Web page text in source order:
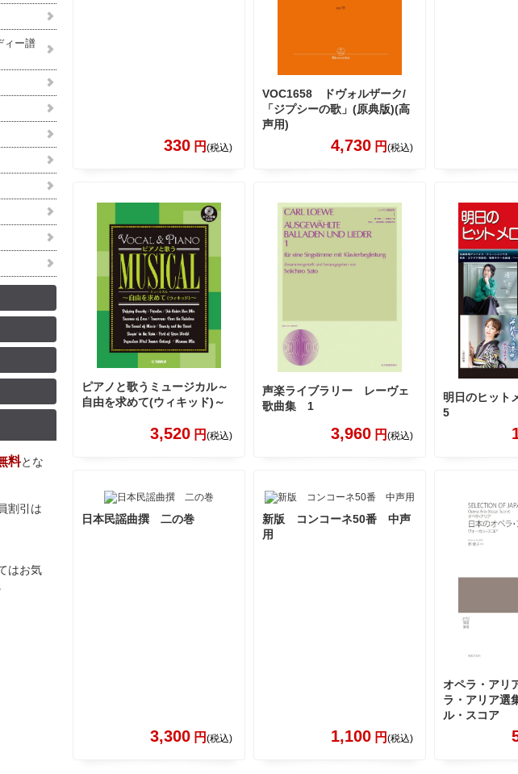
ィー譜
料とな
割引は
はお気
330 円 (税込)
VOC1658 ドヴォルザーク/
「ジプシーの歌」(原典版)(高
声用)
4,730 円 (税込)
ピアノと歌うミュージカル～
自由を求めて(ウィキッド)～
3,520 円 (税込)
声楽ライブラリー レーヴェ
歌曲集 1
3,960 円 (税込)
明日のヒット
5
日本民謡曲撰 二の巻
3,300 円 (税込)
新版 コンコーネ50番 中声
用
1,100 円 (税込)
オペラ・ア
ラ・アリア
ル・スコア